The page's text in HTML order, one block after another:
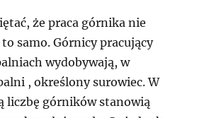
że praca górnika nie
samo. Górnicy pracujący
wydobywają, w
, określony surowiec. W
liczbę górników stanowią